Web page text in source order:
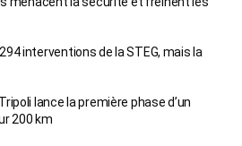
interventions de la STEG, mais la
lance la première phase d’un
200 km